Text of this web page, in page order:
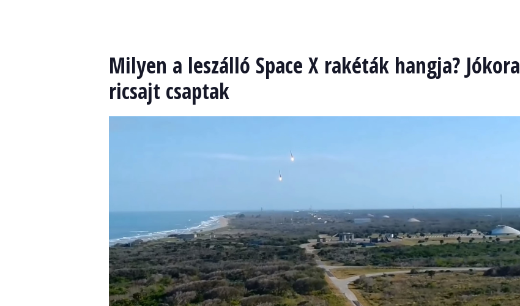
Milyen a leszálló Space X rakéták hangja? Jókora
ricsajt csaptak